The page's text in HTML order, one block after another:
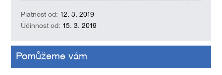
Platnost od: 12. 3. 2019
Účinnost od: 15. 3. 2019
Pomůžeme vám